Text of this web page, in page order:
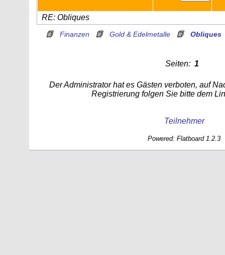
RE: Obliques
📗Finanzen 📗Gold & Edelmetalle 📗Obliques
Seiten:1
Der Administrator hat es Gästen verboten, auf
Registrierung folgen Sie bitte dem
Teilnehmer
Powered: Flatboard 1.2.3